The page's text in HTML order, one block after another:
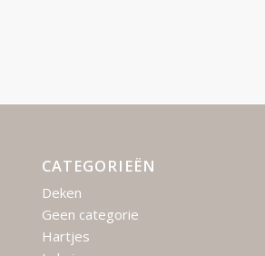
CATEGORIEËN
Deken
Geen categorie
Hartjes